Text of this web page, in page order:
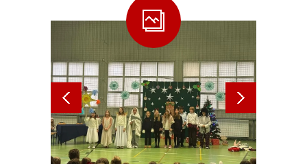
-- O naszej szkole
-- Plan lekcji
-- Erasmus+
-- FAQ